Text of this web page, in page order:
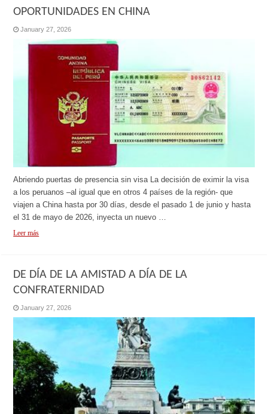
OPORTUNIDADES EN CHINA
January 27, 2026
Abriendo puertas de presencia sin visa La decisión de eximir la visa
a los peruanos –al igual que en otros 4 países de la región- que
viajen a China hasta por 30 días, desde el pasado 1 de junio y hasta
el 31 de mayo de 2026, inyecta un nuevo …
Leer más
DE DÍA DE LA AMISTAD A DÍA DE LA
CONFRATERNIDAD
January 27, 2026